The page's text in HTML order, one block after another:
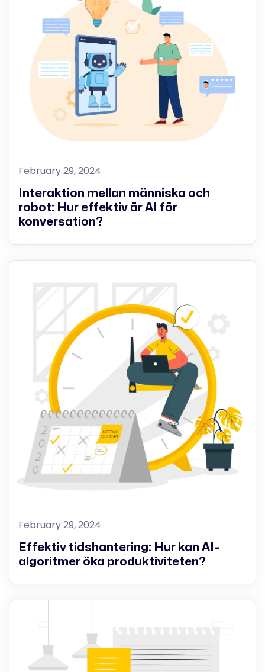
February 29, 2024
Interaktion mellan människa och
robot: Hur effektiv är AI för
konversation?
February 29, 2024
Effektiv tidshantering: Hur kan AI-
algoritmer öka produktiviteten?